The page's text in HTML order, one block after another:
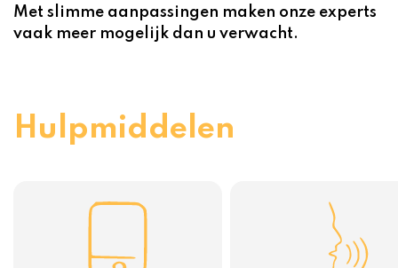
Met slimme aanpassingen maken onze experts
vaak meer mogelijk dan u verwacht.
Hulpmiddelen